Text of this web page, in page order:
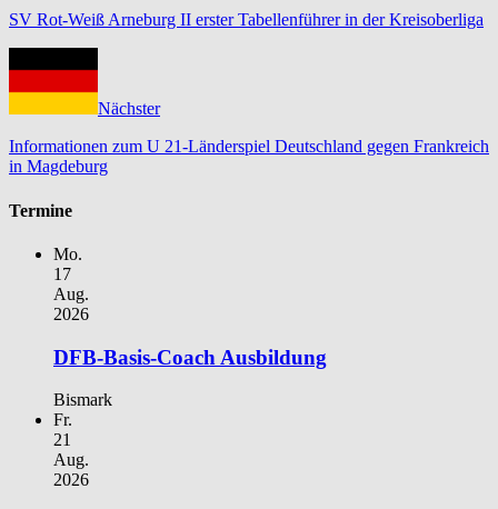
SV Rot-Weiß Arneburg II erster Tabellenführer in der Kreisoberliga
Nächster
Informationen zum U 21-Länderspiel Deutschland gegen Frankreich
in Magdeburg
Termine
Mo.
17
Aug.
2026
DFB-Basis-Coach Ausbildung
Bismark
Fr.
21
Aug.
2026